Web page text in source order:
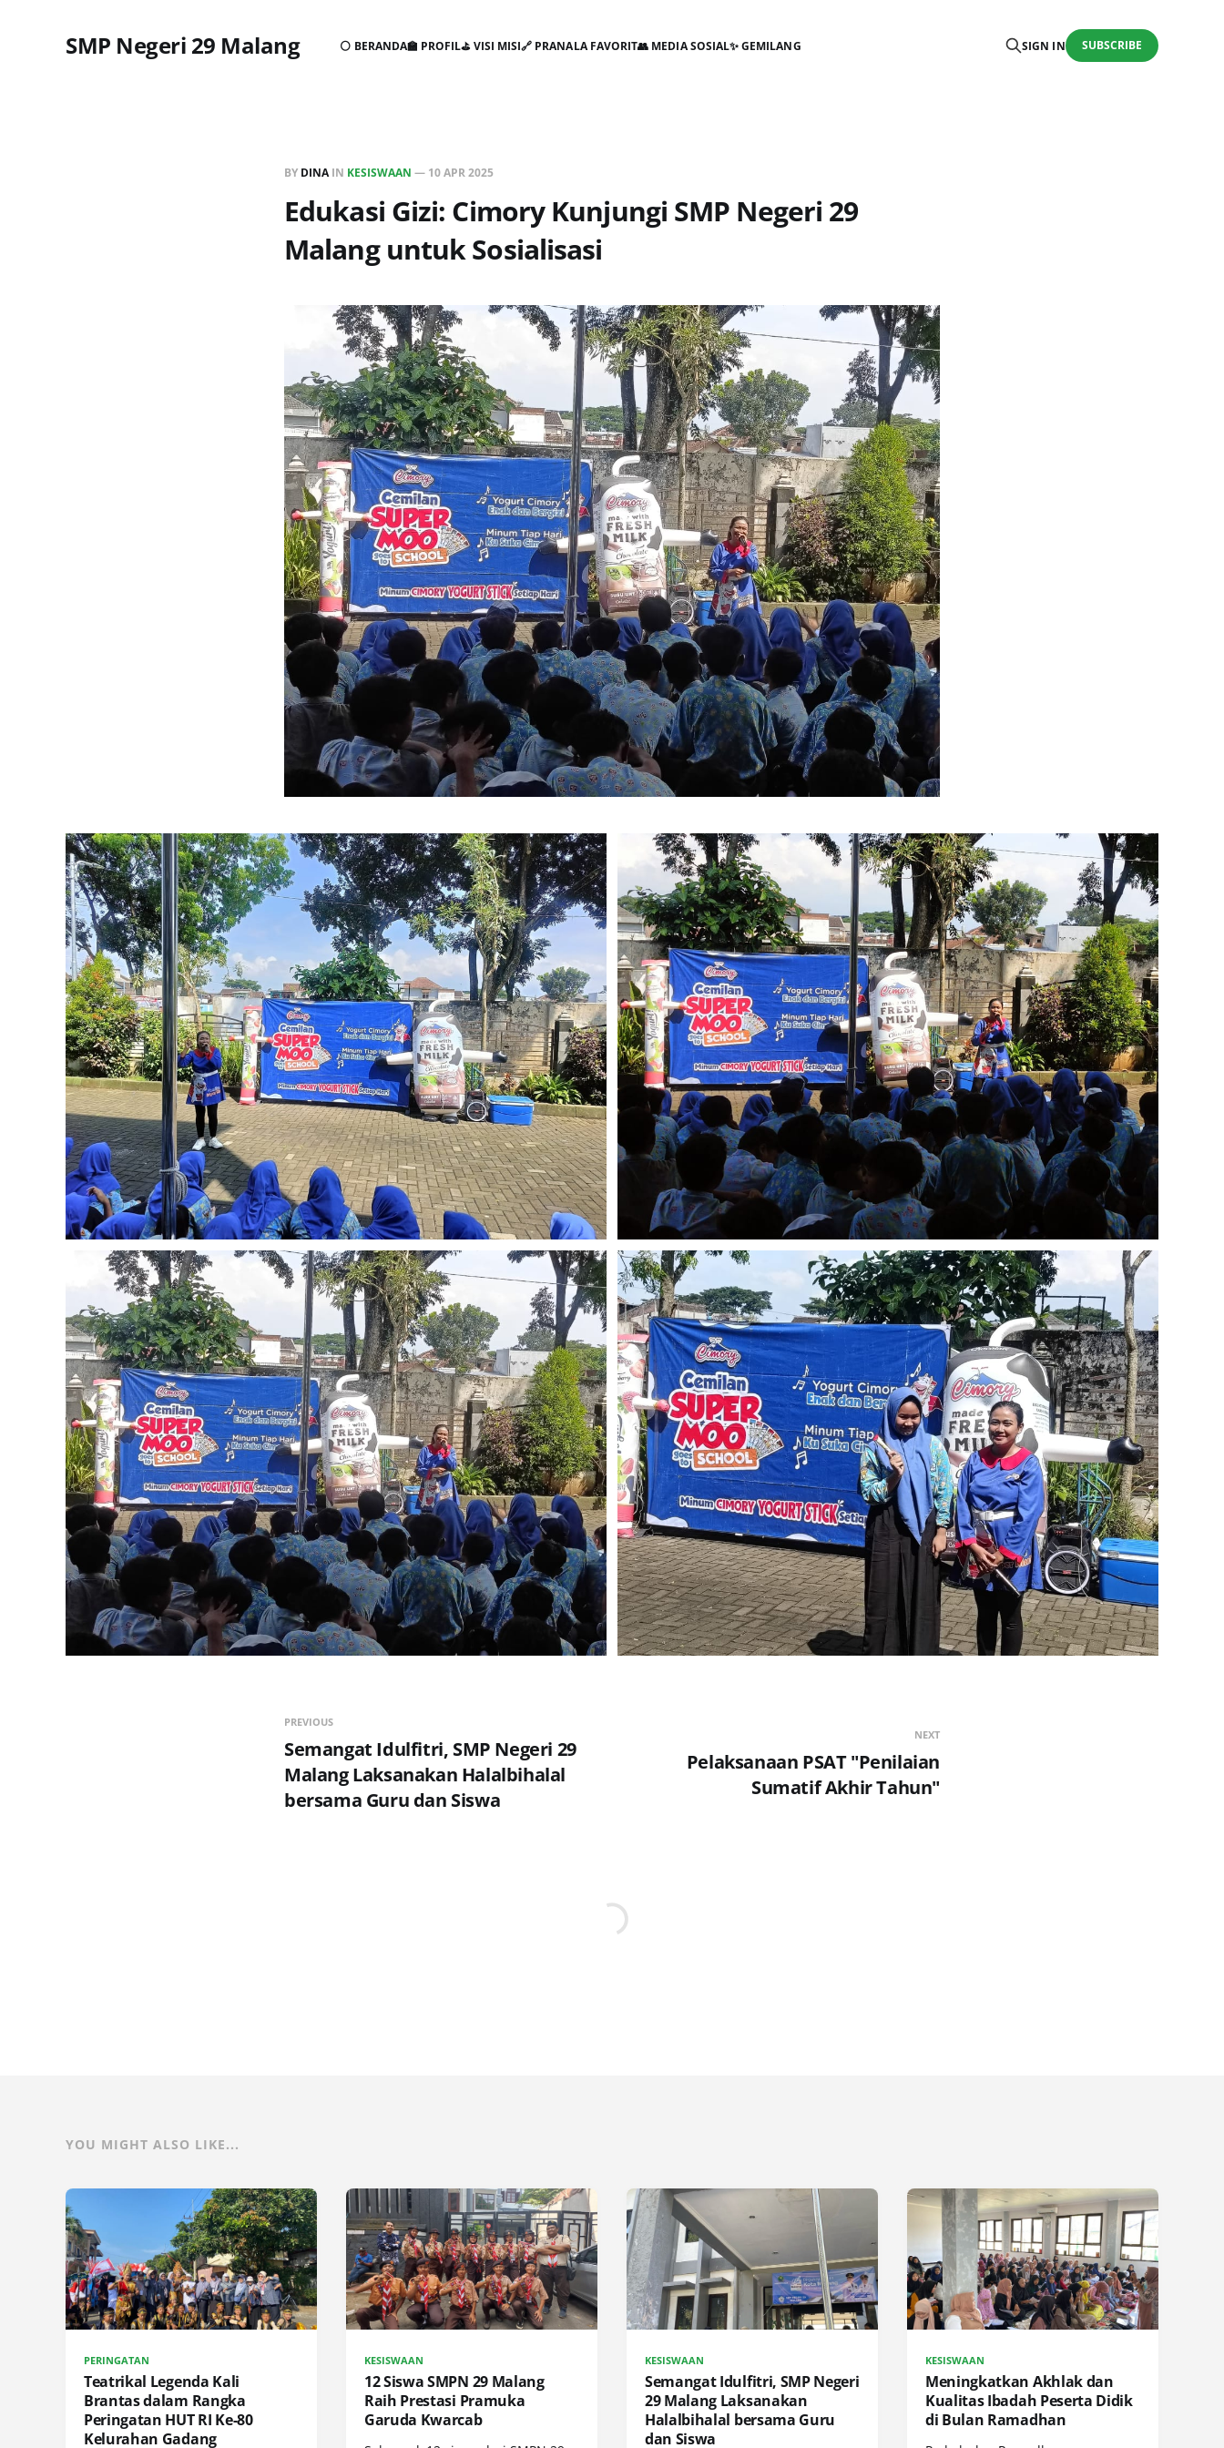
SMP Negeri 29 Malang ⚪ BERANDA🏫 PROFIL⛳ VISI MISI🔗 PRANALA FAVORIT👥 MEDIA SOSIAL✨ GEMILANG SIGN IN SUBSCRIBE
BY DINAIN KESISWAAN — 10 APR 2025
Edukasi Gizi: Cimory Kunjungi SMP Negeri 29
Malang untuk Sosialisasi
PREVIOUS
Semangat Idulfitri, SMP Negeri 29
Malang Laksanakan Halalbihalal
bersama Guru dan Siswa
NEXT
Pelaksanaan PSAT "Penilaian
Sumatif Akhir Tahun"
YOU MIGHT ALSO LIKE...
PERINGATAN
Teatrikal Legenda Kali
Brantas dalam Rangka
Peringatan HUT RI Ke-80
Kelurahan Gadang
KESISWAAN
12 Siswa SMPN 29 Malang
Raih Prestasi Pramuka
Garuda Kwarcab
KESISWAAN
Semangat Idulfitri, SMP Negeri
29 Malang Laksanakan
Halalbihalal bersama Guru
dan Siswa
KESISWAAN
Meningkatkan Akhlak dan
Kualitas Ibadah Peserta Didik
di Bulan Ramadhan